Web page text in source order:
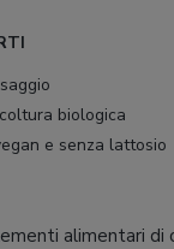
biologica
e senza lattosio
alimentari di